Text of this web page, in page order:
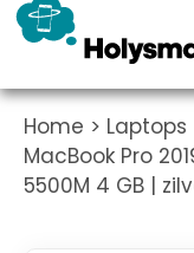
Home > Laptops
MacBook Pro
5500M 4 GB |